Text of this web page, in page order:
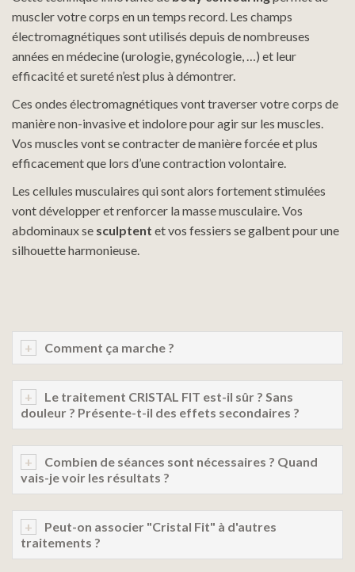
muscler votre corps en un temps record. Les champs
électromagnétiques sont utilisés depuis de nombreuses
années en médecine (urologie, gynécologie, …) et leur
efficacité et sureté n’est plus à démontrer.
Ces ondes électromagnétiques vont traverser votre corps de
manière non-invasive et indolore pour agir sur les muscles.
Vos muscles vont se contracter de manière forcée et plus
efficacement que lors d’une contraction volontaire.
Les cellules musculaires qui sont alors fortement stimulées
vont développer et renforcer la masse musculaire. Vos
abdominaux se sculptent et vos fessiers se galbent pour une
silhouette harmonieuse.
Comment ça marche ?
Le traitement CRISTAL FIT est-il sûr ? Sans
douleur ? Présente-t-il des effets secondaires ?
Combien de séances sont nécessaires ? Quand
vais-je voir les résultats ?
Peut-on associer "Cristal Fit" à d'autres
traitements ?